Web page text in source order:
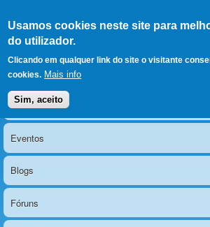
Usamos cookies neste site para
do utilizador.
Clicando em qualquer link do site o visitante
cookies. Mais info
Sim, aceito
LERPARAVER
O portal da visão diferente
Menu principal
Notícias
Eventos
Blogs
Fóruns